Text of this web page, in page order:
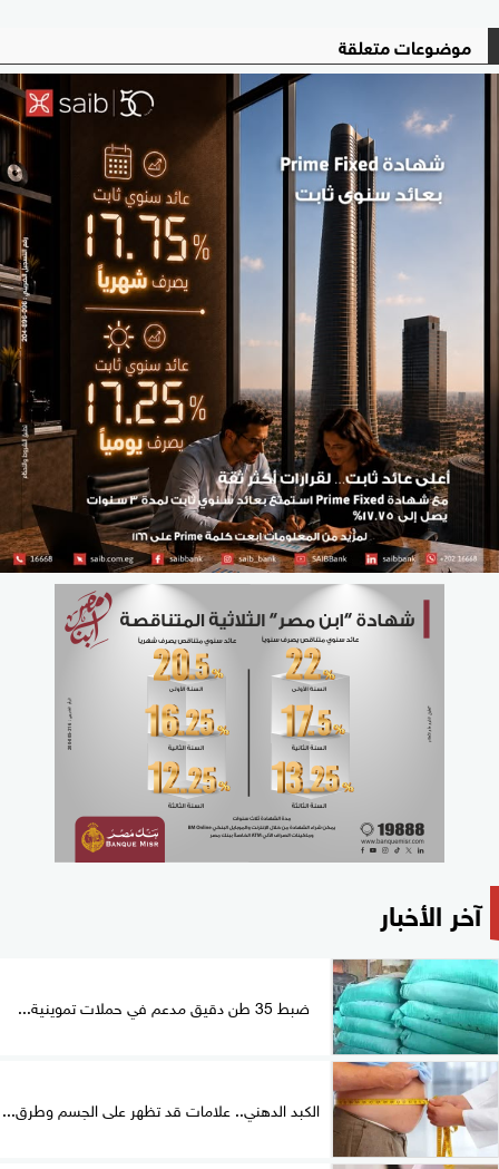
موضوعات متعلقة
آخر الأخبار
ضبط 35 طن دقيق مدعم في حملات تموينية...
الكبد الدهني.. علامات قد تظهر على الجسم وطرق...